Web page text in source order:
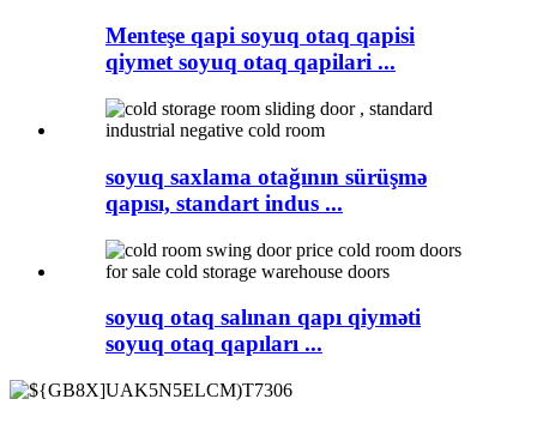
Menteşe qapi soyuq otaq qapisi
qiymet soyuq otaq qapilari ...
soyuq saxlama otağının sürüşmə
qapısı, standart indus ...
soyuq otaq salınan qapı qiyməti
soyuq otaq qapıları ...